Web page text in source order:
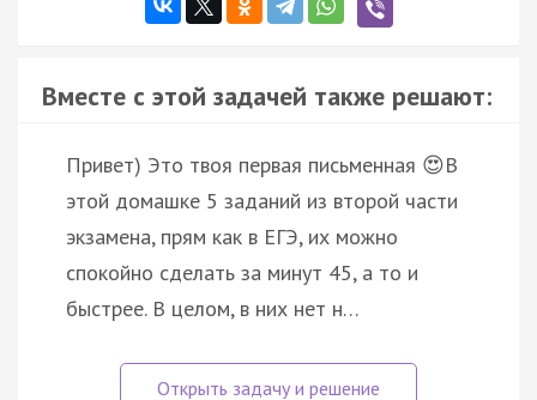
Вместе с этой задачей также решают:
Привет) Это твоя первая письменная 😍В
этой домашке 5 заданий из второй части
экзамена, прям как в ЕГЭ, их можно
спокойно сделать за минут 45, а то и
быстрее. В целом, в них нет н…